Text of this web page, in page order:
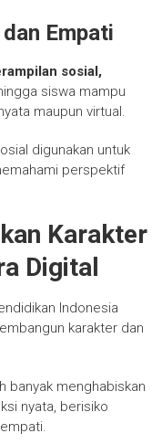
Empati
sosial,
siswa mampu
maupun virtual.
digunakan untuk
perspektif
Karakter
Digital
Indonesia
karakter dan
banyak menghabiskan
nyata, berisiko